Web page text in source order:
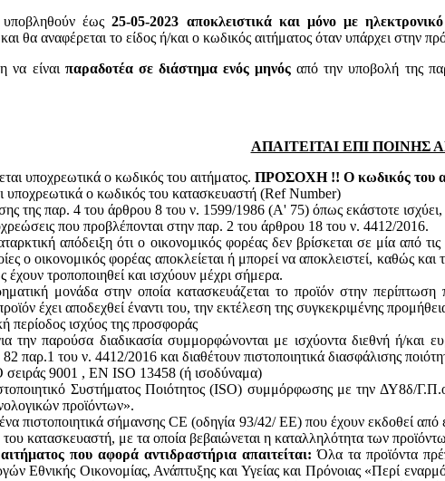
υποβληθούν έως25-05-2023 αποκλειστικά και μόνο με
το είδος ή/και ο κωδικός αιτήματος όταν υπάρχει στην
να είναι παραδοτέα σε διάστημα ενός μηνός από την υποβολή της
ΑΠΑΙΤΕΙΤΑΙ ΕΠΙ ΠΟΙΝΗΣ
υποχρεωτικά ο κωδικός του αιτήματος. ΠΡΟΣΟΧΗ !! Ο κωδικός του
υποχρεωτικά ο κωδικός του κατασκευαστή (Ref Number)
της παρ. 4 του άρθρου 8 του ν. 1599/1986 (Α' 75) όπως εκάστοτε ισχύει,
που προβλέπονται στην παρ. 2 του άρθρου 18 του ν. 4412/2016.
απόδειξη ότι ο οικονομικός φορέας δεν βρίσκεται σε μία από
ο οικονομικός φορέας αποκλείεται ή μπορεί να αποκλειστεί, καθώς
τροποποιηθεί και ισχύουν μέχρι σήμερα.
μονάδα στην οποία κατασκευάζεται το προϊόν στην
έχει αποδεχθεί έναντι του, την εκτέλεση της συγκεκριμένης
περίοδος ισχύος της προσφοράς
την παρούσα διαδικασία συμμορφώνονται με ισχύοντα διεθνή ή/
παρ.1 του ν. 4412/2016 και διαθέτουν πιστοποιητικά διασφάλισης
σειράς 9001 , ΕΝ ISO 13458 (ή ισοδύναμα)
Συστήματος Ποιότητος (ISO) συμμόρφωσης με την ΔΥ8δ/
προϊόντων».
πιστοποιητικά σήμανσης CE (οδηγία 93/42/ ΕΕ) που έχουν εκδοθεί
κατασκευαστή, με τα οποία βεβαιώνεται η καταλληλότητα των
που αφορά αντιδραστήρια απαιτείται: Όλα τα προϊόντα
Εθνικής Οικονομίας, Ανάπτυξης και Υγείας και Πρόνοιας «Περί